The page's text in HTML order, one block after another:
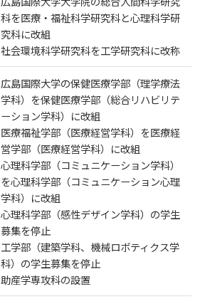
科を医療・福祉科学研究科と心理科学研
究科に改組
社会環境科学研究科を工学研究科に改称
広島国際大学の保健医療学部（理学療法
学科）を保健医療学部（総合リハビリテ
ーション学科）に改組
医療福祉学部（医療経営学科）を医療経
営学部（医療経営学科）に改組
心理科学部（コミュニケーション学科）
を心理科学部（コミュニケーション心理
学科）に改組
心理科学部（感性デザイン学科）の学生
募集を停止
工学部（建築学科、機械ロボティクス学
科）の学生募集を停止
助産学専攻科の設置